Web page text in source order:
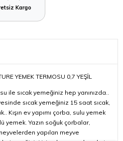
Kargo
YEMEK TERMOSU 0,7 YEŞİL
ile sıcak yemeğiniz hep yanınızda..
sıcak yemeğiniz 15 saat sıcak,
Kışın ev yapımı çorba, sulu yemek
yemek. Yazın soğuk çorbalar,
yapılan meyve